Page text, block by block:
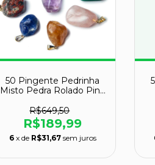
50 Pingente Pedrinha
Misto Pedra Rolado Pino
R$649,50
R$189,99
6 x de R$31,67 sem juros